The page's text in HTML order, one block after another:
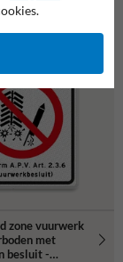
zone vuurwerk
met
besluit -